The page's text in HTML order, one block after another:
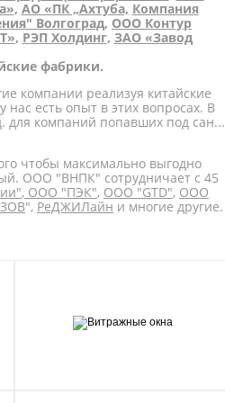
, АО «ПК „Ахтуба, Компания
Волгоград, ООО Контур
, РЭП Холдинг, ЗАО «Завод
фабрики.
компании реализуя китайские
есть опыт в этих вопросах. В
для компаний попавших под сан...
чтобы максимально выгодно
ООО "ВНПК" сотрудничает с 45
, ООО "ПЭК", ООО "GTD", ООО
", РеДЖИЛайн и многие другие.